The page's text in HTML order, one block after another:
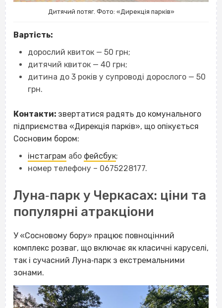
Дитячий потяг. Фото: «Дирекція парків»
Вартість:
дорослий квиток — 50 грн;
дитячий квиток — 40 грн;
дитина до 3 років у супроводі дорослого — 50
грн.
Контакти: звертатися радять до комунального
підприємства «Дирекція парків», що опікується
Сосновим бором:
інстаграм або фейсбук;
номер телефону – 0675228177.
Луна‐парк у Черкасах: ціни та
популярні атракціони
У «Сосновому бору» працює повноцінний
комплекс розваг, що включає як класичні каруселі,
так і сучасний Луна‐парк з екстремальними
зонами.